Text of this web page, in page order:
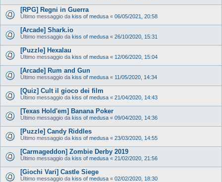
[RPG] Regni in Guerra
Ultimo messaggio da kiss of medusa « 06/05/2021, 20:58
[Arcade] Shark.io
Ultimo messaggio da kiss of medusa « 26/10/2020, 15:31
[Puzzle] Hexalau
Ultimo messaggio da kiss of medusa « 12/06/2020, 15:04
[Arcade] Rum and Gun
Ultimo messaggio da kiss of medusa « 11/05/2020, 14:34
[Quiz] Cult il gioco dei film
Ultimo messaggio da kiss of medusa « 21/04/2020, 14:43
[Texas Hold'em] Banana Poker
Ultimo messaggio da kiss of medusa « 09/04/2020, 14:36
[Puzzle] Candy Riddles
Ultimo messaggio da kiss of medusa « 23/03/2020, 14:55
[Carmageddon] Zombie Derby 2019
Ultimo messaggio da kiss of medusa « 21/02/2020, 21:56
[Giochi Vari] Castle Siege
Ultimo messaggio da kiss of medusa « 02/02/2020, 18:30